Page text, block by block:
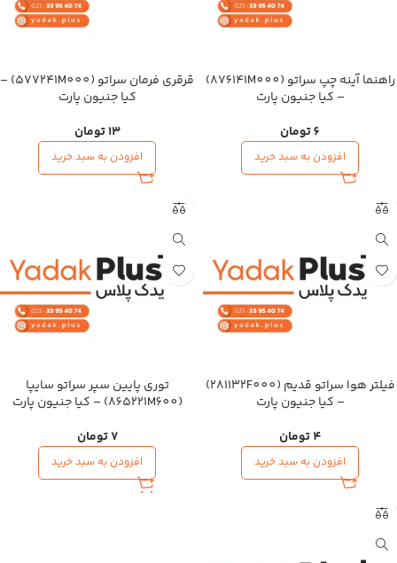
راهنما آینه چپ سراتو (876141M000)
– کیا جنیون پارت
6تومان
افزودن به سبد خرید
قرقری فرمان سراتو (577241M000) –
کیا جنیون پارت
13تومان
افزودن به سبد خرید
فیلتر هوا سراتو قدیم (281132F000)
– کیا جنیون پارت
4 تومان
افزودن به سبد خرید
توری پایین سپر سراتو سایپا
(865221M600) – کیا جنیون پارت
7تومان
افزودن به سبد خرید